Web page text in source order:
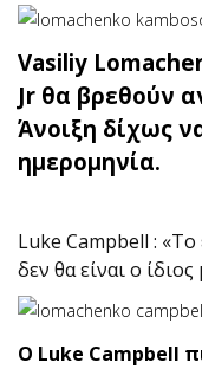
Vasiliy
Jr θα βρεθούν
Άνοιξη δίχως
ημερομηνία.
Luke Campbell :
δεν θα είναι ο
Ο Luke Campbell